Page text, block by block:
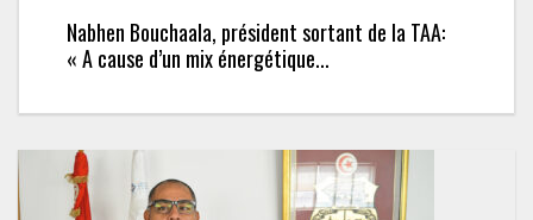
Nabhen Bouchaala, président sortant de la TAA:
« A cause d’un mix énergétique...